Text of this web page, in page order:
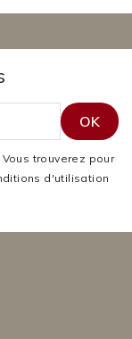
trouverez pour
d'utilisation